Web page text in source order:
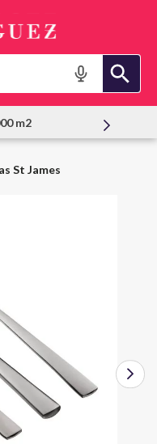
Pessoal
St James